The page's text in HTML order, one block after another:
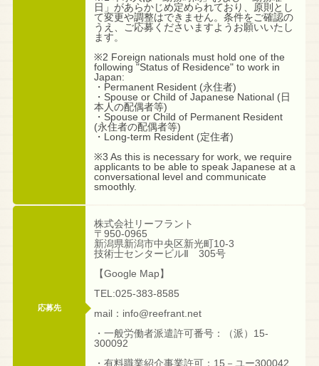
日」があらかじめ定められており、原則とし
て変更や調整はできません。条件をご確認の
うえ、ご応募くださいますようお願いいたし
ます。
※2 Foreign nationals must hold one of the
following "Status of Residence" to work in
Japan:
・Permanent Resident (永住者)
・Spouse or Child of Japanese National (日
本人の配偶者等)
・Spouse or Child of Permanent Resident
(永住者の配偶者等)
・Long-term Resident (定住者)
※3 As this is necessary for work, we require
applicants to be able to speak Japanese at a
conversational level and communicate
smoothly.
応募先
株式会社リーフラント
〒950-0965
新潟県新潟市中央区新光町10-3
技術士センタービルⅡ 305号
【Google Map】
TEL:025-383-8585
mail：info@reefrant.net
・一般労働者派遣許可番号：（派）15-
300092
・有料職業紹介事業許可：15－ユー300042